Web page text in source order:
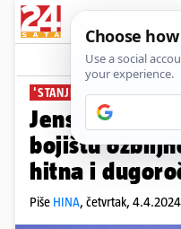
'STANJE JE OZBILJNO'
Jens
bojištu
hitna i
Piše HINA, četvrtak,